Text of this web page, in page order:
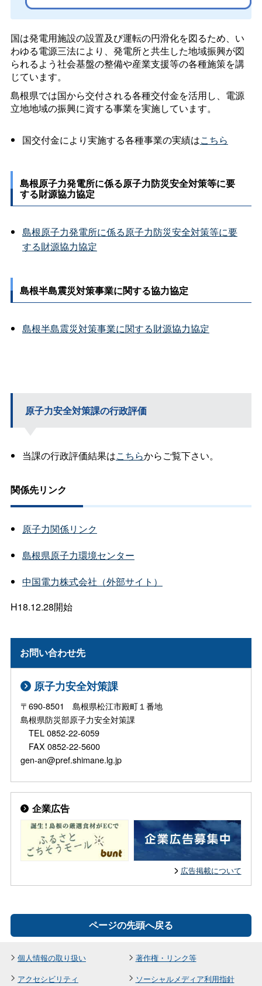
国は発電用施設の設置及び運転の円滑化を図るため、い
わゆる電源三法により、発電所と共生した地域振興が図
られるよう社会基盤の整備や産業支援等の各種施策を講
じています。
島根県では国から交付される各種交付金を活用し、電源
立地地域の振興に資する事業を実施しています。
国交付金により実施する各種事業の実績はこちら
島根原子力発電所に係る原子力防災安全対策等に要
する財源協力協定
島根原子力発電所に係る原子力防災安全対策等に要
する財源協力協定
島根半島震災対策事業に関する協力協定
島根半島震災対策事業に関する財源協力協定
原子力安全対策課の行政評価
当課の行政評価結果はこちらからご覧下さい。
関係先リンク
原子力関係リンク
島根県原子力環境センター
中国電力株式会社（外部サイト）
H18.12.28開始
お問い合わせ先
原子力安全対策課
〒690-8501 島根県松江市殿町１番地
島根県防災部原子力安全対策課
TEL 0852-22-6059
FAX 0852-22-5600
gen-an@pref.shimane.lg.jp
企業広告
広告掲載について
ページの先頭へ戻る
個人情報の取り扱い
著作権・リンク等
アクセシビリティ
ソーシャルメディア利用指針